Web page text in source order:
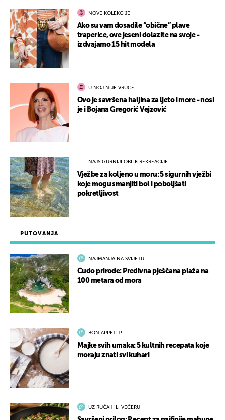
PUTOVANJA
NAJMANJA NA SVIJETU
Čudo prirode: Predivna pješčana plaža na
100 metara od mora
BON APPETIT!
Majke svih umaka: 5 kultnih recepata koje
moraju znati svi kuhari
UZ RUČAK ILI VEČERU
NOVE KOLEKCIJE
Ako su vam dosadile “obične” plave
traperice, ove jeseni dolazite na svoje -
izdvajamo 15 hit modela
U NOJ NIJE VRUĆE
Ovo je savršena haljina za ljeto i more - nosi
je i Bojana Gregorić Vejzović
NAJSIGURNIJI OBLIK REKREACIJE
Vježbe za koljeno u moru: 5 sigurnih vježbi
koje mogu smanjiti bol i poboljšati
pokretljivost